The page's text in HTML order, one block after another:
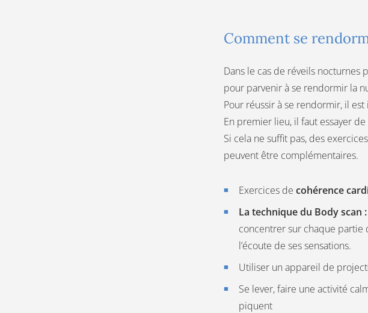
Comment se
Dans le cas de réveils nocturnes
pour parvenir à se rendormir la
Pour réussir à se rendormir, il
En premier lieu, il faut essayer
Si cela ne suffit pas, des
peuvent être complémentaires.
Exercices de cohérence
La technique du Body scan :
concentrer sur chaque partie
l’écoute de ses sensations.
Utiliser un appareil de
Se lever, faire une activité
piquent